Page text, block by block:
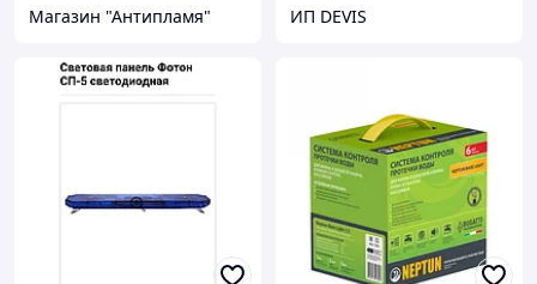
Магазин "Антипламя" ИП DEVIS